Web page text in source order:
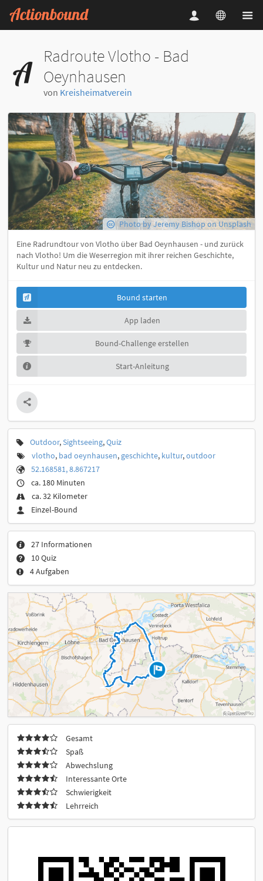
Radroute Vlotho - Bad
Oeynhausen
von Kreisheimatverein
Photo by Jeremy Bishop on Unsplash
Eine Radrundtour von Vlotho über Bad Oeynhausen - und zurück
nach Vlotho! Um die Weserregion mit ihrer reichen Geschichte,
Kultur und Natur neu zu entdecken.
Bound starten
App laden
Bound-Challenge erstellen
Start-Anleitung
Outdoor,Sightseeing,Quiz
vlotho, bad oeynhausen, geschichte, kultur,outdoor
52.168581, 8.867217
ca. 180 Minuten
ca. 32 Kilometer
Einzel-Bound
27 Informationen
10 Quiz
4 Aufgaben
Gesamt
Spaß
Abwechslung
Interessante Orte
Schwierigkeit
Lehrreich